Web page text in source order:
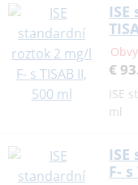
€
ISE
ml
F-